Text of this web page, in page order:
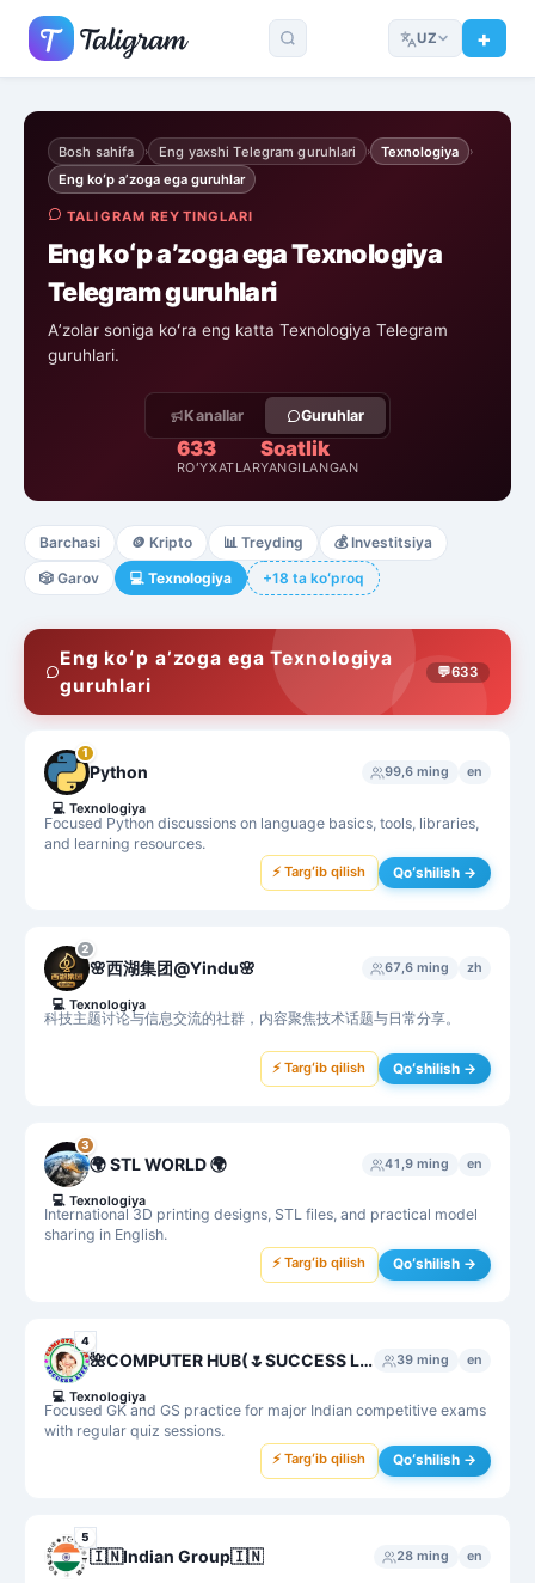
UZ
Bosh sahifa › Eng yaxshi Telegram guruhlari › Texnologiya ›
Eng koʻp aʼzoga ega guruhlar
TALIGRAM REYTINGLARI
Eng koʻp aʼzoga ega Texnologiya
Telegram guruhlari
Aʼzolar soniga koʻra eng katta Texnologiya Telegram
guruhlari.
Kanallar Guruhlar
633
ROʻYXATLAR
Soatlik
YANGILANGAN
Barchasi 🪙 Kripto 📊 Treyding 💰 Investitsiya
🎲 Garov 💻 Texnologiya +18 ta koʻproq
Eng koʻp aʼzoga ega Texnologiya
guruhlari
💬633
1
Python 99,6 ming en
Focused Python discussions on language basics, tools, libraries,
and learning resources.
💻 Texnologiya
⚡ Targʻib qilish Qoʻshilish →
2
🌸西湖集团@Yindu🌸 67,6 ming zh
科技主题讨论与信息交流的社群，内容聚焦技术话题与日常分享。
💻 Texnologiya
⚡ Targʻib qilish Qoʻshilish →
3
🌍 STL WORLD 🌍 41,9 ming en
International 3D printing designs, STL files, and practical model
sharing in English.
💻 Texnologiya
⚡ Targʻib qilish Qoʻshilish →
4
🌺COMPUTER HUB(🌷SUCCESS LIFE) GK, GS , Agniveer NAA,Science, MPPSC, UPSC,SSC MTS,CHSL,SI,UPSSC GK,ARMY, ALL GK 39 ming en
Focused GK and GS practice for major Indian competitive exams
with regular quiz sessions.
💻 Texnologiya
⚡ Targʻib qilish Qoʻshilish →
5
🇮🇳Indian Group🇮🇳 28 ming en